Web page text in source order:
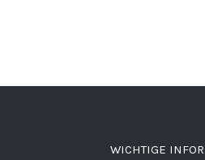
WICHTIGE